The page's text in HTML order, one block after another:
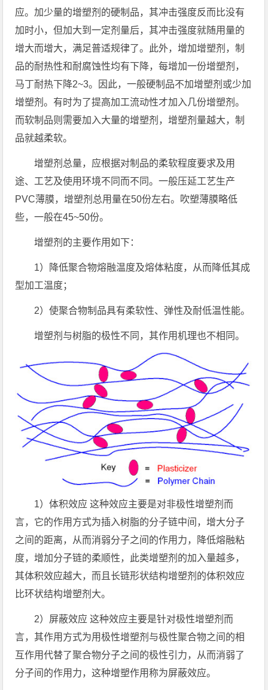
应。加少量的增塑剂的硬制品，其冲击强度反而比没有
加时小，但加大到一定剂量后，其冲击强度就随用量的
增大而增大，满足普适规律了。此外，增加增塑剂，制
品的耐热性和耐腐蚀性均有下降，每增加一份增塑剂，
马丁耐热下降2~3。因此，一般硬制品不加增塑剂或少加
增塑剂。有时为了提高加工流动性才加入几份增塑剂。
而软制品则需要加入大量的增塑剂，增塑剂量越大，制
品就越柔软。
增塑剂总量，应根据对制品的柔软程度要求及用
途、工艺及使用环境不同而不同。一般压延工艺生产
PVC薄膜，增塑剂总用量在50份左右。吹塑薄膜略低
些，一般在45~50份。
增塑剂的主要作用如下：
1）降低聚合物熔融温度及熔体粘度，从而降低其成
型加工温度；
2）使聚合物制品具有柔软性、弹性及耐低温性能。
增塑剂与树脂的极性不同，其作用机理也不相同。
1）体积效应 这种效应主要是对非极性增塑剂而
言，它的作用方式为插入树脂的分子链中间，增大分子
之间的距离，从而消弱分子之间的作用力，降低熔融粘
度，增加分子链的柔顺性，此类增塑剂的加入量越多，
其体积效应越大，而且长链形状结构增塑剂的体积效应
比环状结构增塑剂大。
2）屏蔽效应 这种效应主要是针对极性增塑剂而
言，其作用方式为用极性增塑剂与极性聚合物之间的相
互作用代替了聚合物分子之间的极性引力，从而消弱了
分子间的作用力，这种增塑作用称为屏蔽效应。